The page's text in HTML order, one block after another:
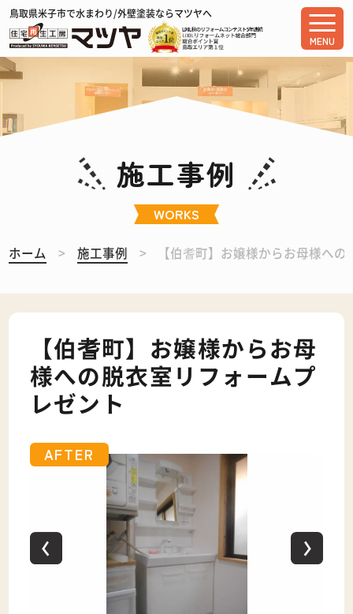
鳥取県米子市で水まわり/外壁塗装ならマツヤへ
MENU
施工事例
WORKS
ホーム 施工事例 【伯耆町】お嬢様からお母様へ
【伯耆町】お嬢様からお母
様への脱衣室リフォームプ
レゼント